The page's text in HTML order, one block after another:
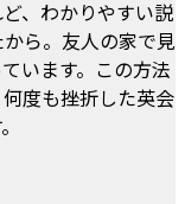
、わかりやすい説
ら。友人の家で見
います。この方法
度も挫折した英会